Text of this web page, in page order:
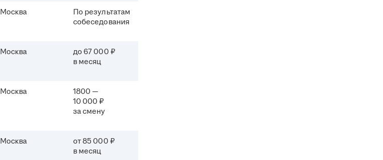
Москва
По результатам
собеседования
Москва
до 67 000 ₽
в месяц
Москва
1800 —
10 000 ₽
за смену
Москва
от 85 000 ₽
в месяц